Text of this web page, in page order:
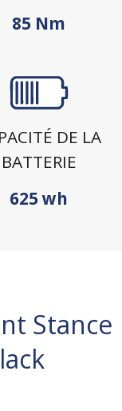
85 Nm
DE LA
BATTERIE
625 wh
Stance